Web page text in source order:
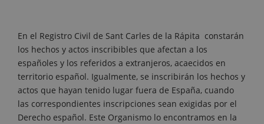
En el Registro Civil de Sant Carles de la Rápita constarán
los hechos y actos inscribibles que afectan a los
españoles y los referidos a extranjeros, acaecidos en
territorio español. Igualmente, se inscribirán los hechos y
actos que hayan tenido lugar fuera de España, cuando
las correspondientes inscripciones sean exigidas por el
Derecho español. Este Organismo lo encontramos en la